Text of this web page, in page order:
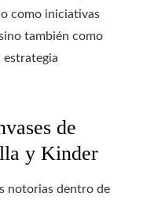
como iniciativas
también como
estrategia
de
y Kinder
notorias dentro de